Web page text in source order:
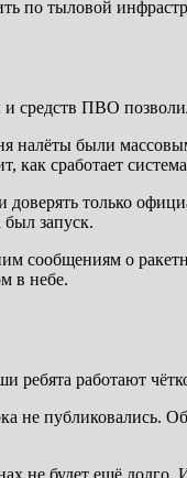
по тыловой
средств ПВО
были
сработает
доверять только
был запуск.
сообщениям о
в небе.
ребята работают
публиковались.